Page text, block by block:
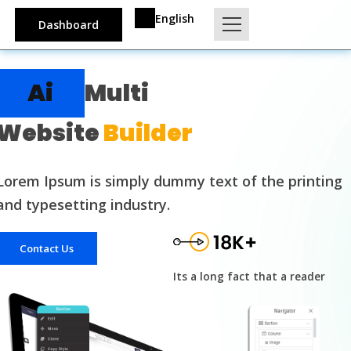
English
Dashboard
Ai
Multi
Builder
Ipsum is simply dummy text of the printing
typesetting industry.
Contact Us
Its a long fact that a reader